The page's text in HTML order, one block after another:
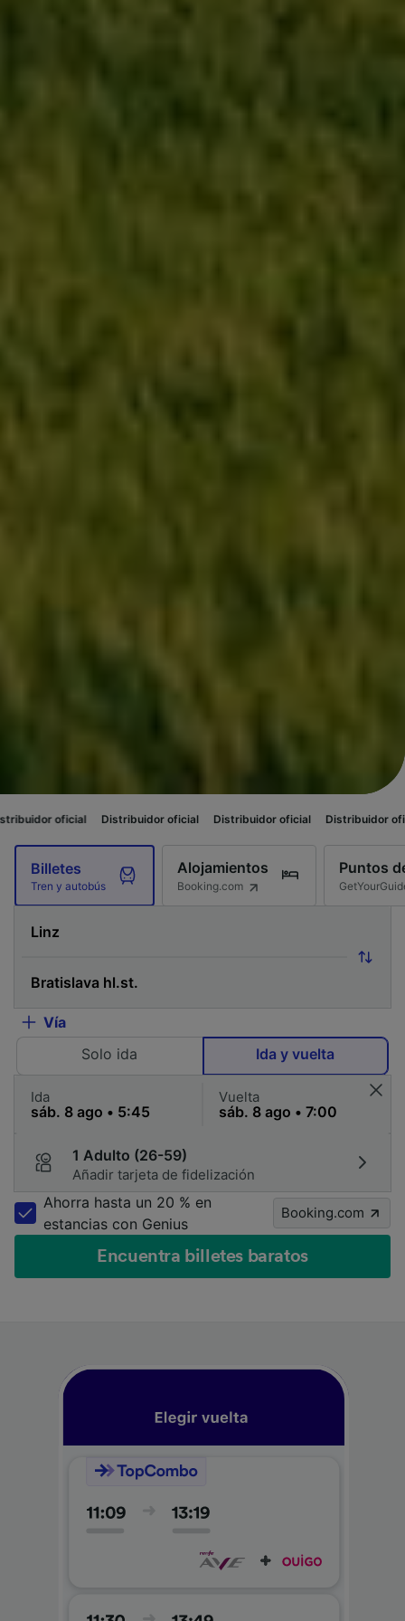
Distribuidor oficial Distribuidor oficial Distribuidor oficial
Billetes
Tren y autobús
Alojamientos
Booking.com
Puntos
Vía
Solo ida
Ida y vuelta
Ida Vuelta
1 Adulto (26-59)
Añadir tarjeta de fidelización
Ahorra hasta un 20 % en
estancias con Genius
Booking.com
Encuentra billetes baratos